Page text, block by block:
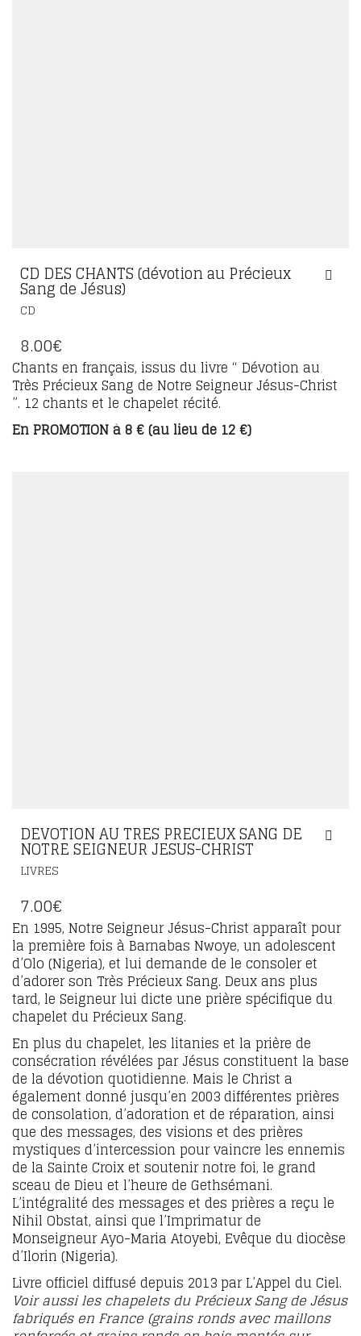
CD DES CHANTS (dévotion au Précieux
Sang de Jésus)
CD
8.00€
Chants en français, issus du livre “ Dévotion au
Très Précieux Sang de Notre Seigneur Jésus-Christ
”. 12 chants et le chapelet récité.
En PROMOTION à 8 € (au lieu de 12 €)
DEVOTION AU TRES PRECIEUX SANG DE
NOTRE SEIGNEUR JESUS-CHRIST
LIVRES
7.00€
En 1995, Notre Seigneur Jésus-Christ apparaît pour
la première fois à Barnabas Nwoye, un adolescent
d’Olo (Nigeria), et lui demande de le consoler et
d’adorer son Très Précieux Sang. Deux ans plus
tard, le Seigneur lui dicte une prière spécifique du
chapelet du Précieux Sang.
En plus du chapelet, les litanies et la prière de
consécration révélées par Jésus constituent la base
de la dévotion quotidienne. Mais le Christ a
également donné jusqu’en 2003 différentes prières
de consolation, d’adoration et de réparation, ainsi
que des messages, des visions et des prières
mystiques d’intercession pour vaincre les ennemis
de la Sainte Croix et soutenir notre foi, le grand
sceau de Dieu et l’heure de Gethsémani.
L’intégralité des messages et des prières a reçu le
Nihil Obstat, ainsi que l’Imprimatur de
Monseigneur Ayo-Maria Atoyebi, Evêque du diocèse
d’Ilorin (Nigeria).
Livre officiel diffusé depuis 2013 par L’Appel du Ciel.
Voir aussi les chapelets du Précieux Sang de Jésus
fabriqués en France (grains ronds avec maillons